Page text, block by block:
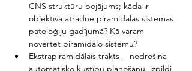
CNS struktūru bojājums; kāda ir
objektīvā atradne piramidālās sistēmas
patoloģiju gadījumā? Kā varam
novērtēt piramīdālo sistēmu?
Ekstrapiramidālais trakts -  nodrošina
automātisko kustību plānošanu, izpildi,